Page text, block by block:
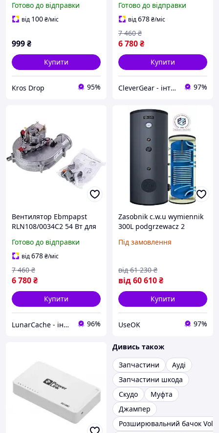
ion для Toshiba Satellite
C50, C55, C70, C75 (арт.
Готово до відправки
від 100₴/міс
999₴
Купити
Kros Drop 95%
TEC/MAX Pro/Plus
0020020008
Готово до відправки
від678₴/міс
6 780₴
7 460 ₴
Купити
CleverGear - інтернет-магазин, запчастини до побутової техніки, побутова хімія, автоаксесуари 97%
Вентилятор Ebmpapst
RLN108/0034C2 54 Вт для
turbo TEC/MAX Pro/Plus
12-28 кВт 0020020008
Готово до відправки
від678₴/міс
6 780₴
7 460 ₴
Купити
LunarCache - інтернет магазин автотюнінгу та запчастин для побутової техніки 96%
Zasobnik c.w.u wymiennik
300L podgrzewacz 2
1.08m2 (на Замовлення)
Під замовлення
від60 610₴
від 61 230 ₴
Купити
UseOK 97%
Дивись також
Запчастини
Ауді
Запчастини шкода
Скудо
Муфта
Джампер
Розширювальний бачок